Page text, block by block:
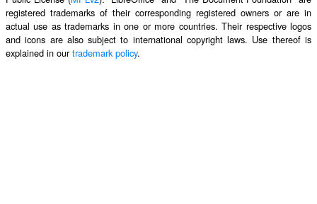
registered trademarks of their corresponding registered owners or are in
actual use as trademarks in one or more countries. Their respective logos
and icons are also subject to international copyright laws. Use thereof is
explained in ourtrademark policy.